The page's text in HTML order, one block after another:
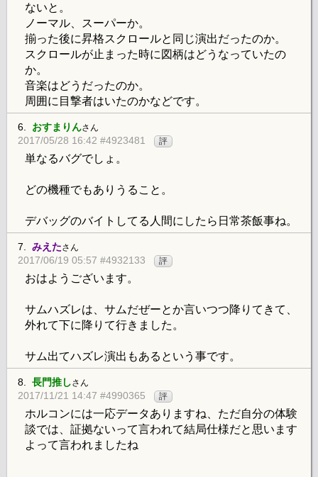
ないと。
ノーマル、スーパーか。
揃った後に昇格スクロールと同じ演出だったのか。
スクロールが止まった時に図柄はどうなっていたの
か。
音楽はどうだったのか。
周囲に目撃者はいたのかなどです。
6. おすまりんさん
2017/05/28 16:42 #4923481 評
単なるバグでしょ。
どの機種でもありうること。
デバッグのバイトしてる人間にしたら日常茶飯事ね。
7. みえたさん
2017/06/19 05:57 #4932133 評
おはようございます。
サムハズレは、サムだぜーとか言いつつ降りてきて、
外れて下に降りて行きました。
サム出てハズレ演出もあるという事です。
8. 長門推しさん
2017/11/21 14:47 #4990365 評
ホルコンには一応データありますね、ただ自分の体験
談では、証拠ないって言われて結局仕様だと思います
よって言われましたね